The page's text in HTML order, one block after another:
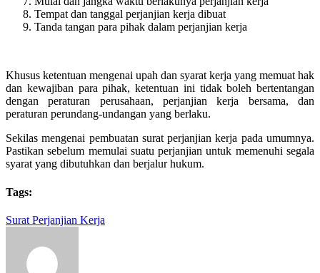
Tempat dan tanggal perjanjian kerja dibuat
Tanda tangan para pihak dalam perjanjian kerja
Khusus ketentuan mengenai upah dan syarat kerja yang memuat hak
dan kewajiban para pihak, ketentuan ini tidak boleh bertentangan
dengan peraturan perusahaan, perjanjian kerja bersama, dan
peraturan perundang-undangan yang berlaku.
Sekilas mengenai pembuatan surat perjanjian kerja pada umumnya.
Pastikan sebelum memulai suatu perjanjian untuk memenuhi segala
syarat yang dibutuhkan dan berjalur hukum.
Tags:
Surat Perjanjian Kerja